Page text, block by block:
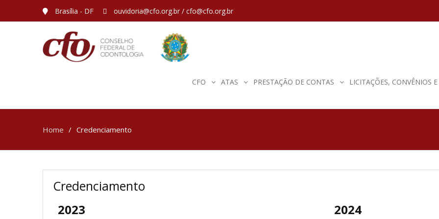
Brasília - DF ouvidoria@cfo.org.br / cfo@cfo.org.br
CFO ATAS PRESTAÇÃO DE CONTAS LICITAÇÕES, CONVÊNIOS
Home Credenciamento
Credenciamento
2023 2024